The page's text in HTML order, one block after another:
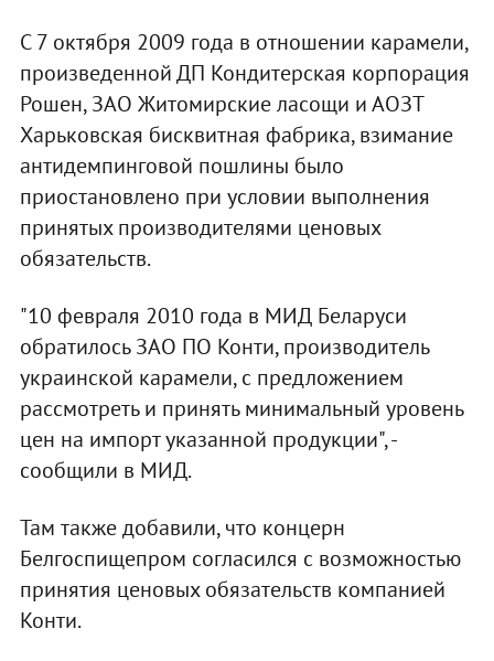
С 7 октября 2009 года в отношении карамели,
произведенной ДП Кондитерская корпорация
Рошен, ЗАО Житомирские ласощи и АОЗТ
Харьковская бисквитная фабрика, взимание
антидемпинговой пошлины было
приостановлено при условии выполнения
принятых производителями ценовых
обязательств.
"10 февраля 2010 года в МИД Беларуси
обратилось ЗАО ПО Конти, производитель
украинской карамели, с предложением
рассмотреть и принять минимальный уровень
цен на импорт указанной продукции", -
сообщили в МИД.
Там также добавили, что концерн
Белгоспищепром согласился с возможностью
принятия ценовых обязательств компанией
Конти.